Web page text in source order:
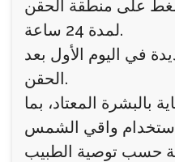
على منطقة الحقن
لمدة 24 ساعة.
في اليوم الأول بعد
الحقن.
بالبشرة المعتاد، بما
حسب توصية الطبيب